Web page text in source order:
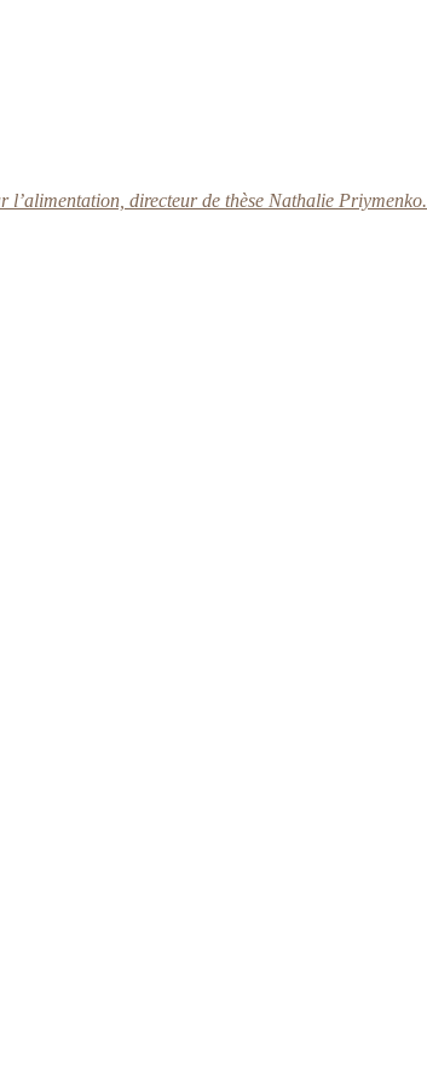
l’alimentation, directeur de thèse Nathalie Priymenko.